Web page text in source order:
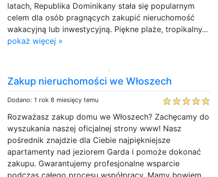
latach, Republika Dominikany stała się popularnym
celem dla osób pragnących zakupić nieruchomość
wakacyjną lub inwestycyjną. Piękne plaże, tropikalny...
pokaż więcej »
Zakup nieruchomości we Włoszech
Dodano: 1 rok 8 miesięcy temu
Rozważasz zakup domu we Włoszech? Zachęcamy do
wyszukania naszej oficjalnej strony www! Nasz
pośrednik znajdzie dla Ciebie najpiękniejsze
apartamenty nad jeziorem Garda i pomoże dokonać
zakupu. Gwarantujemy profesjonalne wsparcie
podczas całego procesu współpracy. Mamy bowiem